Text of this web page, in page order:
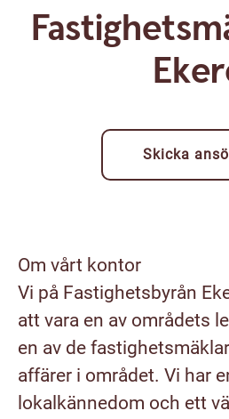
Skicka
Om vårt kontor
Vi på Fastighetsbyrån
att vara en av områdets
en av de
affärer i området. Vi har
lokalkännedom och ett